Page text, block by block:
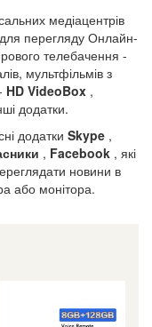
медіацентрів
перегляду Онлайн-
телебачення -
мультфільмів з
HD VideoBox ,
додатки.
додатки Skype ,
, Facebook , які
новини в
або монітора.